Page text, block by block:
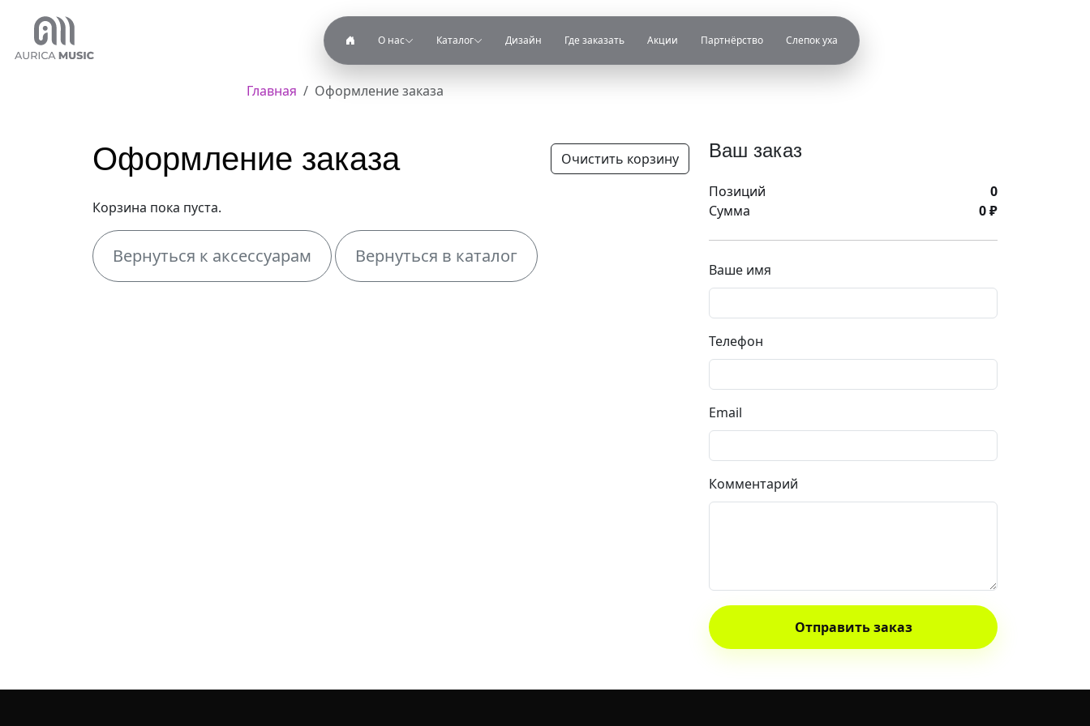
О нас Каталог Дизайн Где заказать Акции Партнёрство Слепок уха
Главная Оформление заказа
Оформление заказа Очистить корзину
Корзина пока пуста.
Вернуться к аксессуарам Вернуться в каталог
Ваш заказ
Позиций
0
Сумма
0 ₽
Ваше имя
Телефон
Email
Комментарий
Отправить заказ